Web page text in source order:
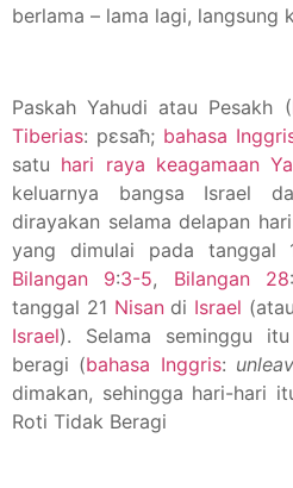
berlama – lama lagi, langsung
Paskah Yahudi atau Pesakh (
Tiberias: pɛsaħ; bahasa
satu hari raya keagamaan
keluarnya bangsa Israel
dirayakan selama delapan
yang dimulai pada tanggal
Bilangan
9:3-5, Bilangan 28:
tanggal 21 Nisandi Israel
Israel). Selama seminggu
beragi (bahasa Inggris:
dimakan, sehingga hari-hari
Roti Tidak Beragi